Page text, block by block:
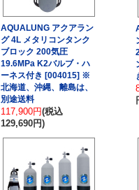
AQUALUNG アクアラン
グ 4L メタリコンタンク
ブロック 200気圧
19.6MPa K2バルブ・ハ
ーネス付き [004015] ※
北海道、沖縄、離島は、
別途送料
117,900円(税込
129,690円)